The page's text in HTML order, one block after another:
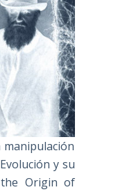
manipulación
y su
Origin of